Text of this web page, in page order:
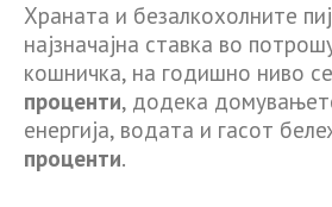
Храната и безалкохолните
најзначајна ставка во
кошничка, на годишно ниво
проценти, додека
енергија, водата и гасот
проценти.